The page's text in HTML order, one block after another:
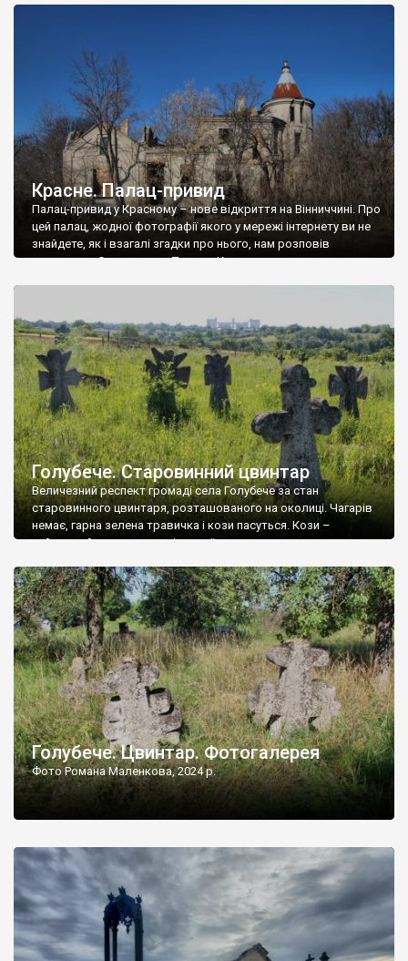
Красне. Палац-привид
Палац-привид у Красному – нове відкриття на Вінниччині. Про
цей палац, жодної фотографії якого у мережі інтернету ви не
знайдете, як і взагалі згадки про нього, нам розповів
мешканець Самгородка. Палац у Красному вразив не лише
Голубече. Старовинний цвинтар
Величезний респект громаді села Голубече за стан
старовинного цвинтаря, розташованого на околиці. Чагарів
немає, гарна зелена травичка і кози пасуться. Кози –
найкращий регулятор шкідливої, для старих кладовищ,
бруньками, кози ті бруньки обгризають, бо то улюблений
делікатес. На цвинтарі у Голубечому ціла колекція
різноманітних форм хрестів. Село відносно невелике, […]
Голубече. Цвинтар. Фотогалерея
Фото Романа Маленкова, 2024 р.